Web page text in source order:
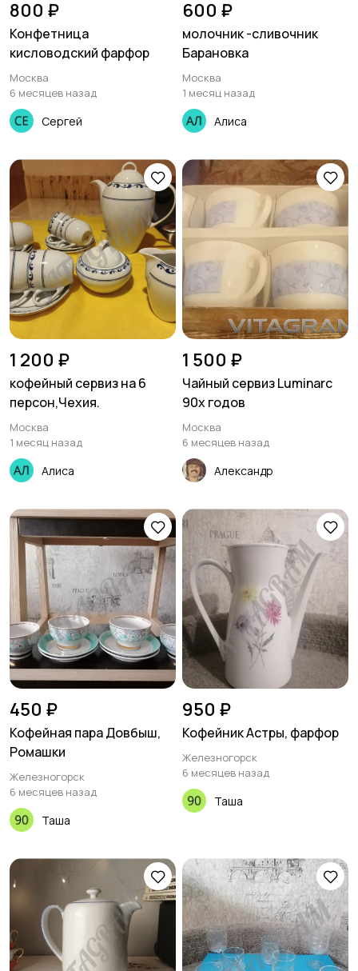
800 ₽
Конфетница
кисловодский фарфор
Москва
6 месяцев назад
Сергей
600 ₽
молочник -сливочник
Барановка
Москва
1 месяц назад
Алиса
1 200 ₽
кофейный сервиз на 6
персон,Чехия.
Москва
1 месяц назад
Алиса
1 500 ₽
Чайный сервиз Luminarc
90х годов
Москва
6 месяцев назад
Александр
450 ₽
Кофейная пара Довбыш,
Ромашки
Железногорск
6 месяцев назад
Таша
950 ₽
Кофейник Астры, фарфор
Железногорск
6 месяцев назад
Таша